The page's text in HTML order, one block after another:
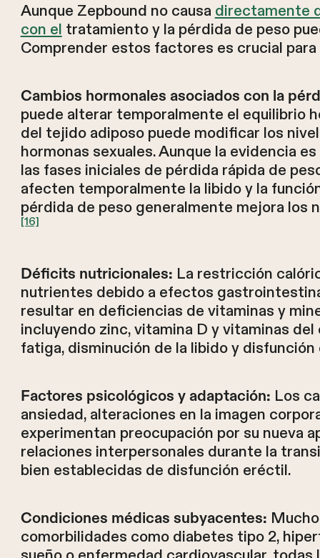
Aunque Zepbound no causa directamente
con el tratamiento y la pérdida de peso
Comprender estos factores es crucial
Cambios hormonales asociados con la
puede alterar temporalmente el equilibrio
del tejido adiposo puede modificar los
hormonas sexuales. Aunque la evidencia
las fases iniciales de pérdida rápida de
afecten temporalmente la libido y la
pérdida de peso generalmente mejora los
[16]
Déficits nutricionales: La restricción
nutrientes debido a efectos
resultar en deficiencias de vitaminas y
incluyendo zinc, vitamina D y vitaminas
fatiga, disminución de la libido y
Factores psicológicos y adaptación: Los
ansiedad, alteraciones en la imagen
experimentan preocupación por su nueva
relaciones interpersonales durante la
bien establecidas de disfunción eréctil.
Condiciones médicas subyacentes:
comorbilidades como diabetes tipo 2,